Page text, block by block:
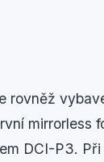
rovněž
mirrorless
DCI-P3.